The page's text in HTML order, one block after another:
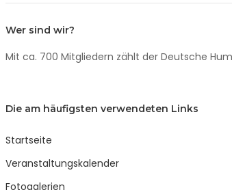
Wer sind wir?
Mit ca. 700 Mitgliedern zählt der Deutsche
Die am häufigsten verwendeten Links
Startseite
Veranstaltungskalender
Fotogalerien